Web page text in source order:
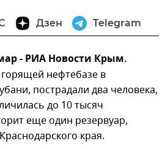
Дзен Telegram
- РИА Новости Крым.
нефтебазе в
пострадали два человека,
до 10 тысяч
еще один резервуар,
края.